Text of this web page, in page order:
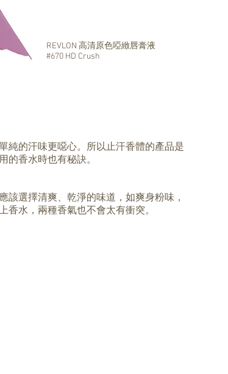
REVLON 高清原色啞緻唇膏液
#670 HD Crush
純的汗味更噁心。所以止汗香體的產品是
的香水時也有秘訣。
該選擇清爽、乾淨的味道，如爽身粉味，
水，兩種香氣也不會太有衝突。